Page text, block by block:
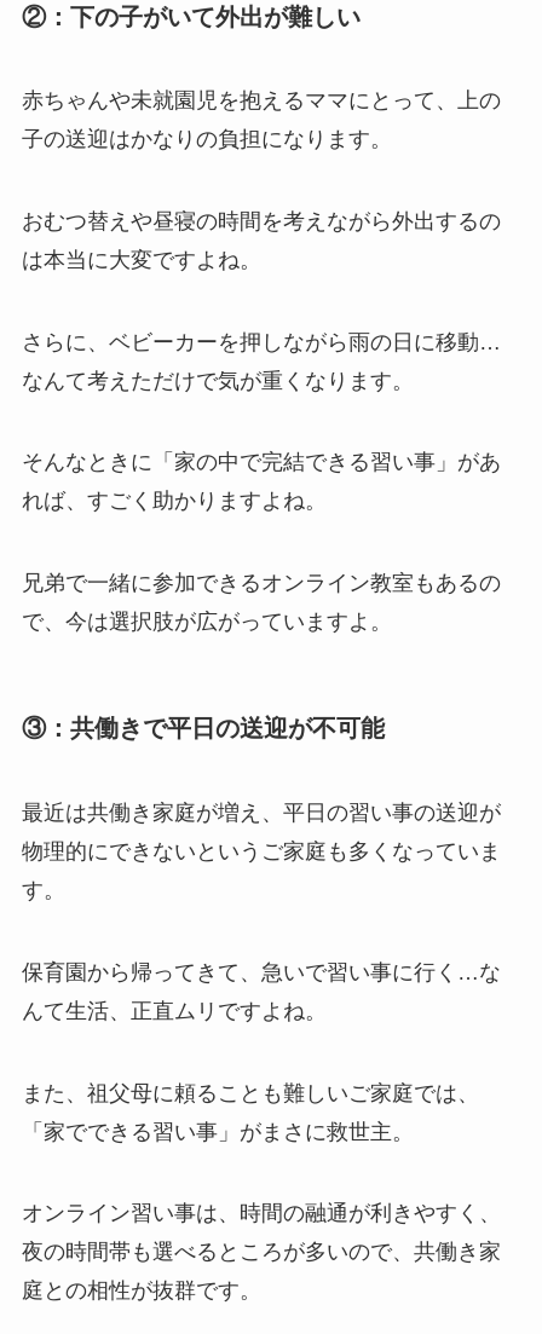
②：下の子がいて外出が難しい
赤ちゃんや未就園児を抱えるママにとって、上の
子の送迎はかなりの負担になります。
おむつ替えや昼寝の時間を考えながら外出するの
は本当に大変ですよね。
さらに、ベビーカーを押しながら雨の日に移動…
なんて考えただけで気が重くなります。
そんなときに「家の中で完結できる習い事」があ
れば、すごく助かりますよね。
兄弟で一緒に参加できるオンライン教室もあるの
で、今は選択肢が広がっていますよ。
③：共働きで平日の送迎が不可能
最近は共働き家庭が増え、平日の習い事の送迎が
物理的にできないというご家庭も多くなっていま
す。
保育園から帰ってきて、急いで習い事に行く…な
んて生活、正直ムリですよね。
また、祖父母に頼ることも難しいご家庭では、
「家でできる習い事」がまさに救世主。
オンライン習い事は、時間の融通が利きやすく、
夜の時間帯も選べるところが多いので、共働き家
庭との相性が抜群です。